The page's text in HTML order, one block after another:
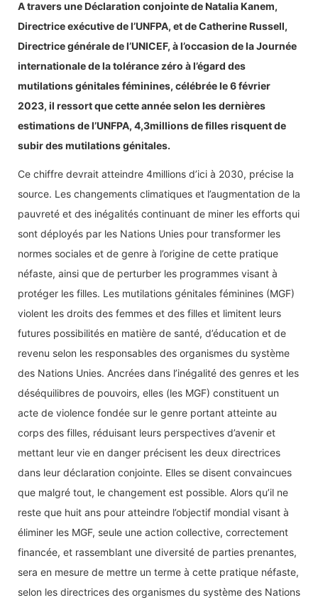
A travers une Déclaration conjointe de Natalia Kanem,
Directrice exécutive de l’UNFPA, et de Catherine Russell,
Directrice générale de l’UNICEF, à l’occasion de la Journée
internationale de la tolérance zéro à l’égard des
mutilations génitales féminines, célébrée le 6 février
2023, il ressort que cette année selon les dernières
estimations de l’UNFPA, 4,3millions de filles risquent de
subir des mutilations génitales.
Ce chiffre devrait atteindre 4millions d’ici à 2030, précise la
source. Les changements climatiques et l’augmentation de la
pauvreté et des inégalités continuant de miner les efforts qui
sont déployés par les Nations Unies pour transformer les
normes sociales et de genre à l’origine de cette pratique
néfaste, ainsi que de perturber les programmes visant à
protéger les filles. Les mutilations génitales féminines (MGF)
violent les droits des femmes et des filles et limitent leurs
futures possibilités en matière de santé, d’éducation et de
revenu selon les responsables des organismes du système
des Nations Unies. Ancrées dans l’inégalité des genres et les
déséquilibres de pouvoirs, elles (les MGF) constituent un
acte de violence fondée sur le genre portant atteinte au
corps des filles, réduisant leurs perspectives d’avenir et
mettant leur vie en danger précisent les deux directrices
dans leur déclaration conjointe. Elles se disent convaincues
que malgré tout, le changement est possible. Alors qu’il ne
reste que huit ans pour atteindre l’objectif mondial visant à
éliminer les MGF, seule une action collective, correctement
financée, et rassemblant une diversité de parties prenantes,
sera en mesure de mettre un terme à cette pratique néfaste,
selon les directrices des organismes du système des Nations